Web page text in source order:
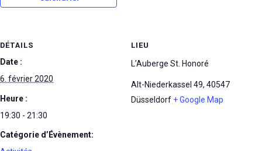
DÉTAILS
Date :
6. février 2020
Heure :
19:30 - 21:30
Catégorie d’Évènement:
LIEU
L’Auberge St. Honoré
Alt-Niederkassel 49, 40547
Düsseldorf + Google Map